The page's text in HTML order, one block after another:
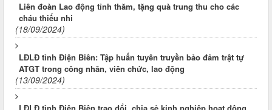
Liên đoàn Lao động tỉnh thăm, tặng quà trung thu cho các
cháu thiếu nhi
(18/09/2024)
LĐLĐ tỉnh Điện Biên: Tập huấn tuyên truyền bảo đảm trật tự
ATGT trong công nhân, viên chức, lao động
(13/09/2024)